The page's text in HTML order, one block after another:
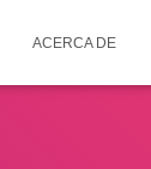
ACERCA DE